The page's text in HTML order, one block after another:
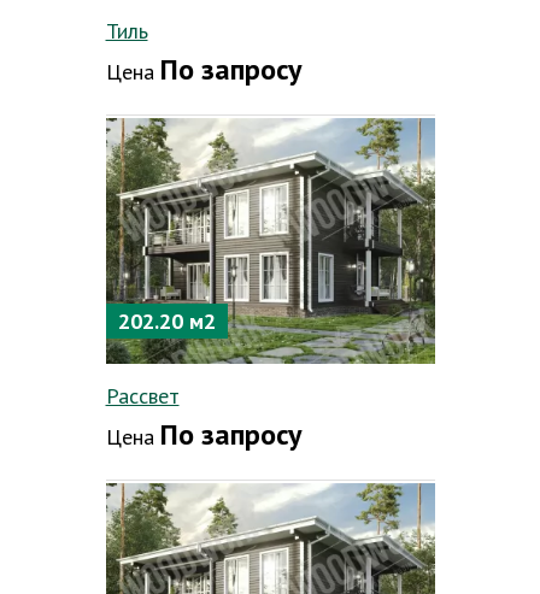
Тиль
Цена По запросу
202.20 м2
Рассвет
Цена По запросу